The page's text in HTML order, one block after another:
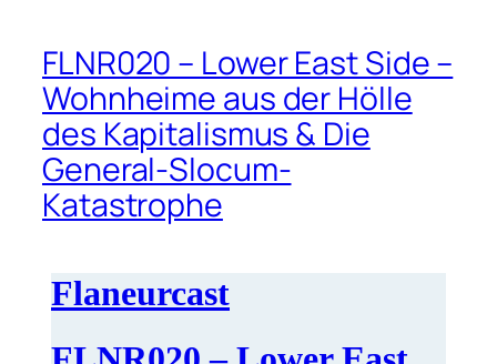
FLNR020 – Lower East Side –
Wohnheime aus der Hölle
des Kapitalismus & Die
General-Slocum-
Katastrophe